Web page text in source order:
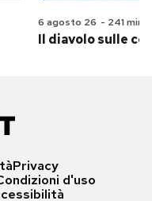
6 agosto 26 - 241 min
Il diavolo sulle
Privacy
d'uso